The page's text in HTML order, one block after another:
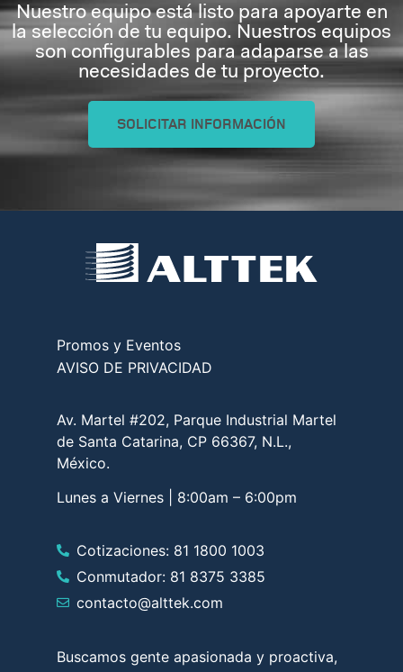
Nuestro equipo está listo para apoyarte en
la selección de tu equipo. Nuestros equipos
son configurables para adaparse a las
necesidades de tu proyecto.
SOLICITAR INFORMACIÓN
Promos y Eventos
AVISO DE PRIVACIDAD
Av. Martel #202, Parque Industrial Martel
de Santa Catarina, CP 66367, N.L.,
México.
Lunes a Viernes | 8:00am – 6:00pm
Cotizaciones: 81 1800 1003
Conmutador: 81 8375 3385
contacto@alttek.com
Buscamos gente apasionada y proactiva,